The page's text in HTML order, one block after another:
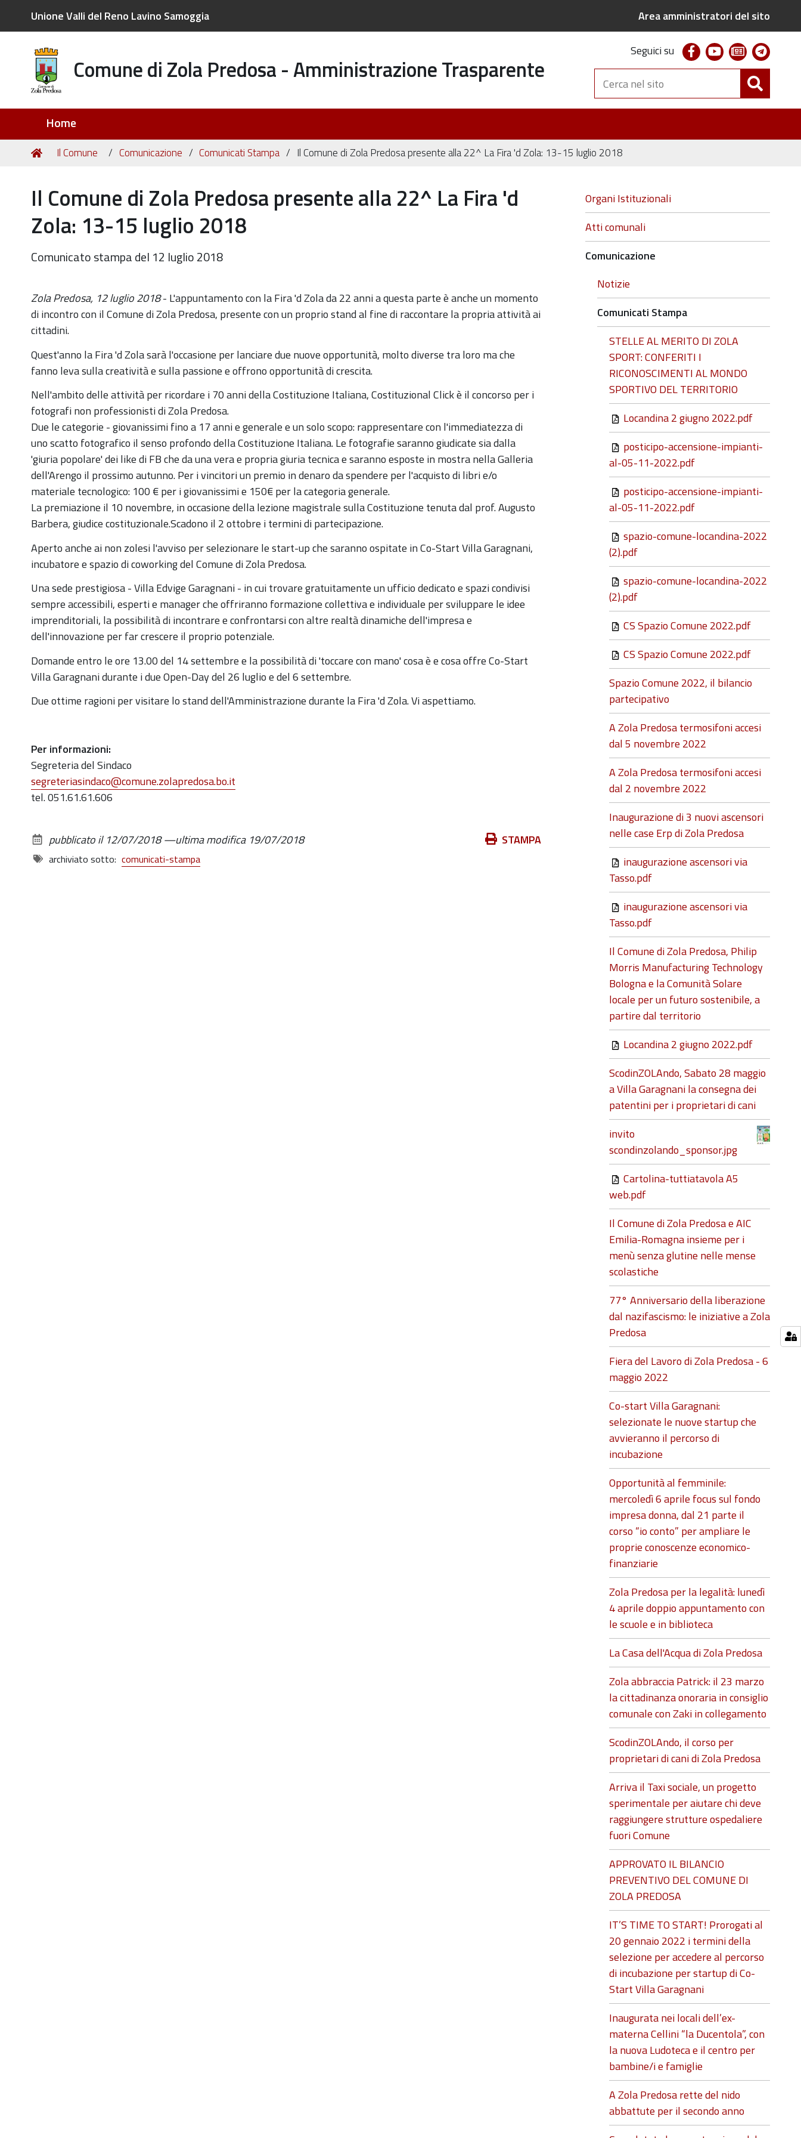
Unione Valli del Reno Lavino Samoggia Area amministratori del sito
Comune di Zola Predosa - Amministrazione Trasparente
Seguici su facebookyoutubenewsletter
Cerca
nel
sito
Home
Tu
Home
Il Comune Comunicazione Comunicati Stampa Il Comune di Zola Predosa presente alla 22^ La Fira 'd Zola: 13-15 luglio 2018
Il Comune di Zola Predosa presente alla 22^ La Fira 'd
Zola: 13-15 luglio 2018
Comunicato stampa del 12 luglio 2018
Zola Predosa, 12 luglio 2018- L'appuntamento con la Fira 'd Zola da 22 anni a questa parte è anche un momento
di incontro con il Comune di Zola Predosa, presente con un proprio stand al fine di raccontare la propria attività ai
cittadini.
Quest'anno la Fira 'd Zola sarà l'occasione per lanciare due nuove opportunità, molto diverse tra loro ma che
fanno leva sulla creatività e sulla passione e offrono opportunità di crescita.
Nell'ambito delle attività per ricordare i 70 anni della Costituzione Italiana, Costituzional Click è il concorso per i
fotografi non professionisti di Zola Predosa.
Due le categorie - giovanissimi fino a 17 anni e generale e un solo scopo: rappresentare con l'immediatezza di
uno scatto fotografico il senso profondo della Costituzione Italiana. Le fotografie saranno giudicate sia dalla
'giuria popolare' dei like di FB che da una vera e propria giuria tecnica e saranno esposte in mostra nella Galleria
dell'Arengo il prossimo autunno. Per i vincitori un premio in denaro da spendere per l'acquisto di libri e/o
materiale tecnologico: 100 € per i giovanissimi e 150€ per la categoria generale.
La premiazione il 10 novembre, in occasione della lezione magistrale sulla Costituzione tenuta dal prof. Augusto
Barbera, giudice costituzionale.Scadono il 2 ottobre i termini di partecipazione.
Aperto anche ai non zolesi l'avviso per selezionare le start-up che saranno ospitate in Co-Start Villa Garagnani,
incubatore e spazio di coworking del Comune di Zola Predosa.
Una sede prestigiosa - Villa Edvige Garagnani - in cui trovare gratuitamente un ufficio dedicato e spazi condivisi
sempre accessibili, esperti e manager che offriranno formazione collettiva e individuale per sviluppare le idee
imprenditoriali, la possibilità di incontrare e confrontarsi con altre realtà dinamiche dell'impresa e
dell'innovazione per far crescere il proprio potenziale.
Domande entro le ore 13.00 del 14 settembre e la possibilità di 'toccare con mano' cosa è e cosa offre Co-Start
Villa Garagnani durante i due Open-Day del 26 luglio e del 6 settembre.
Due ottime ragioni per visitare lo stand dell'Amministrazione durante la Fira 'd Zola. Vi aspettiamo.
Per informazioni:
Segreteria del Sindaco
segreteriasindaco@comune.zolapredosa.bo.it
tel. 051.61.61.606
Azioni STAMPA
pubblicato il 12/07/2018—ultima modifica 19/07/2018
archiviato sotto: comunicati-stampa
Navigazione
Organi Istituzionali
Atti comunali
Comunicazione
Notizie
Comunicati Stampa
STELLE AL MERITO DI ZOLA
SPORT: CONFERITI I
RICONOSCIMENTI AL MONDO
SPORTIVO DEL TERRITORIO
Locandina 2 giugno 2022.pdf
posticipo-accensione-impianti-
al-05-11-2022.pdf
posticipo-accensione-impianti-
al-05-11-2022.pdf
spazio-comune-locandina-2022
(2).pdf
spazio-comune-locandina-2022
(2).pdf
CS Spazio Comune 2022.pdf
CS Spazio Comune 2022.pdf
Spazio Comune 2022, il bilancio
partecipativo
A Zola Predosa termosifoni accesi
dal 5 novembre 2022
A Zola Predosa termosifoni accesi
dal 2 novembre 2022
Inaugurazione di 3 nuovi ascensori
nelle case Erp di Zola Predosa
inaugurazione ascensori via
Tasso.pdf
inaugurazione ascensori via
Tasso.pdf
Il Comune di Zola Predosa, Philip
Morris Manufacturing Technology
Bologna e la Comunità Solare
locale per un futuro sostenibile, a
partire dal territorio
Locandina 2 giugno 2022.pdf
ScodinZOLAndo, Sabato 28 maggio
a Villa Garagnani la consegna dei
patentini per i proprietari di cani
invito
scondinzolando_sponsor.jpg
Cartolina-tuttiatavola A5
web.pdf
Il Comune di Zola Predosa e AIC
Emilia-Romagna insieme per i
menù senza glutine nelle mense
scolastiche
77° Anniversario della liberazione
dal nazifascismo: le iniziative a Zola
Predosa
Fiera del Lavoro di Zola Predosa - 6
maggio 2022
Co-start Villa Garagnani:
selezionate le nuove startup che
avvieranno il percorso di
incubazione
Opportunità al femminile:
mercoledì 6 aprile focus sul fondo
impresa donna, dal 21 parte il
corso “io conto” per ampliare le
proprie conoscenze economico-
finanziarie
Zola Predosa per la legalità: lunedì
4 aprile doppio appuntamento con
le scuole e in biblioteca
La Casa dell'Acqua di Zola Predosa
Zola abbraccia Patrick: il 23 marzo
la cittadinanza onoraria in consiglio
comunale con Zaki in collegamento
ScodinZOLAndo, il corso per
proprietari di cani di Zola Predosa
Arriva il Taxi sociale, un progetto
sperimentale per aiutare chi deve
raggiungere strutture ospedaliere
fuori Comune
APPROVATO IL BILANCIO
PREVENTIVO DEL COMUNE DI
ZOLA PREDOSA
IT’S TIME TO START! Prorogati al
20 gennaio 2022 i termini della
selezione per accedere al percorso
di incubazione per startup di Co-
Start Villa Garagnani
Inaugurata nei locali dell’ex-
materna Cellini “la Ducentola”, con
la nuova Ludoteca e il centro per
bambine/i e famiglie
A Zola Predosa rette del nido
abbattute per il secondo anno